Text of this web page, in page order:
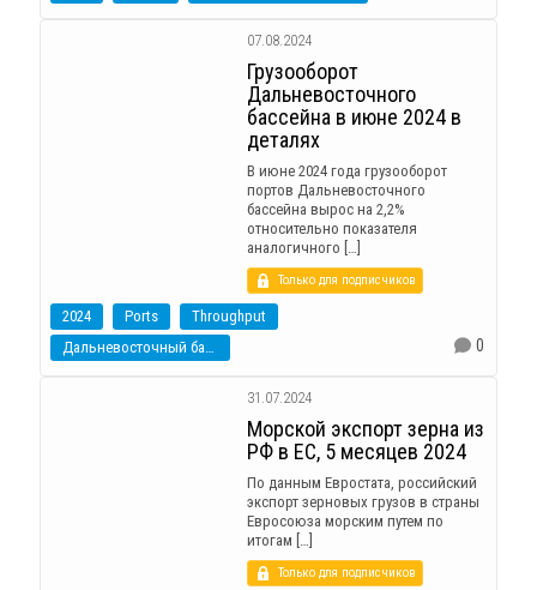
07.08.2024
Грузооборот
Дальневосточного
бассейна в июне 2024 в
деталях
В июне 2024 года грузооборот
портов Дальневосточного
бассейна вырос на 2,2%
относительно показателя
аналогичного […]
Только для подписчиков
2024 Ports
Throughput
Дальневосточный бассейн
0
31.07.2024
Морской экспорт зерна из
РФ в ЕС, 5 месяцев 2024
По данным Евростата, российский
экспорт зерновых грузов в страны
Евросоюза морским путем по
итогам […]
Только для подписчиков